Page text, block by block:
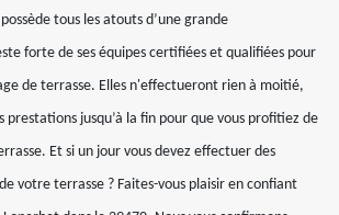
tous les atouts d’une grande
forte de ses équipes certifiées et qualifiées pour
de terrasse. Elles n'effectueront rien à moitié,
prestations jusqu’à la fin pour que vous profitiez de
Et si un jour vous devez effectuer des
votre terrasse ? Faites-vous plaisir en confiant